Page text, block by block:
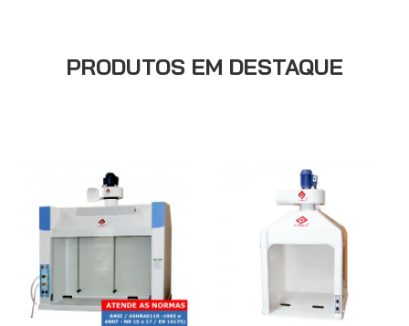
PRODUTOS EM DESTAQUE